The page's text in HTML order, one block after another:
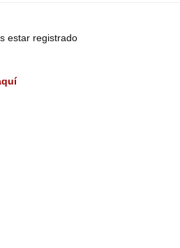
estar registrado